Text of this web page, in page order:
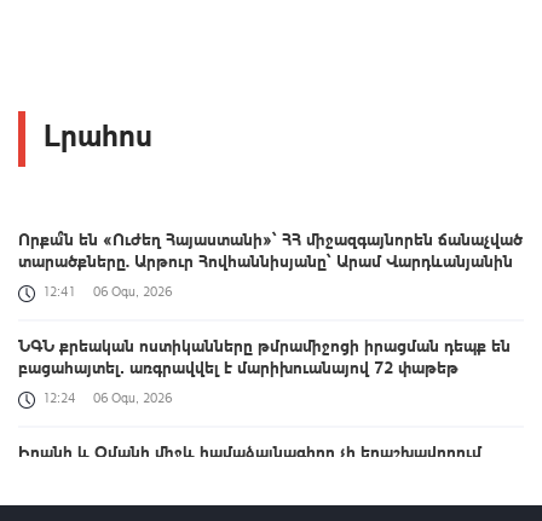
Լրահոս
Որքա՞ն են «Ուժեղ Հայաստանի»՝ ՀՀ միջազգայնորեն ճանաչված
տարածքները. Արթուր Հովհաննիսյանը՝ Արամ Վարդևանյանին
12:41 06 Օգս, 2026
ՆԳՆ քրեական ոստիկանները թմրամիջոցի իրացման դեպք են
բացահայտել․ առգրավվել է մարիխուանայով 72 փաթեթ
12:24 06 Օգս, 2026
Իրանի և Օմանի միջև համաձայնագիրը չի երաշխավորում
12:11 06 Օգս, 2026